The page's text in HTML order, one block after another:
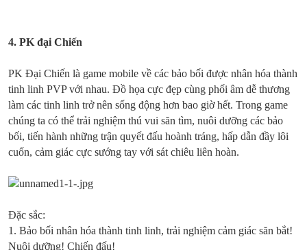
4. PK đại Chiến
PK Đại Chiến là game mobile về các bảo bối được nhân hóa thành
tinh linh PVP với nhau. Đồ họa cực đẹp cùng phối âm dễ thương
làm các tinh linh trở nên sống động hơn bao giờ hết. Trong game
chúng ta có thể trải nghiệm thú vui săn tìm, nuôi dưỡng các bảo
bối, tiến hành những trận quyết đấu hoành tráng, hấp dẫn đầy lôi
cuốn, cảm giác cực sướng tay với sát chiêu liên hoàn.
Đặc sắc:
1. Bảo bối nhân hóa thành tinh linh, trải nghiệm cảm giác săn bắt!
Nuôi dưỡng! Chiến đấu!